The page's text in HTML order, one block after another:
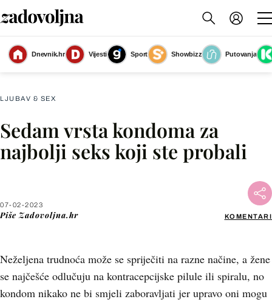
Dnevnik.hr Vijesti Sport Showbizz
Putovanja
(Foto: Shutterstock)
LJUBAV & SEX
Sedam vrsta kondoma za
najbolji seks koji ste probali
07-02-2023
Piše Zadovoljna.hr KOMENTARI
Neželjena trudnoća može se spriječiti na razne načine, a žene
se najčešće odlučuju na kontracepcijske pilule ili spiralu, no
kondom nikako ne bi smjeli zaboravljati jer upravo oni mogu
Facebook